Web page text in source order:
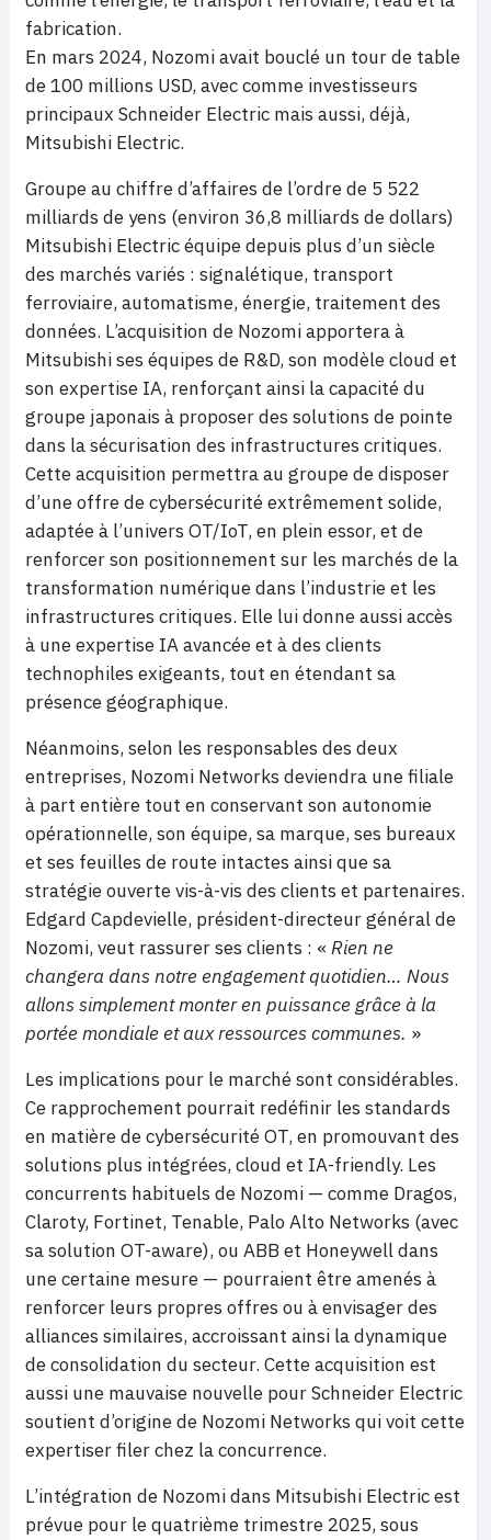
fabrication.
En mars 2024, Nozomi avait bouclé un tour de table
de 100 millions USD, avec comme investisseurs
principaux Schneider Electric mais aussi, déjà,
Mitsubishi Electric.
Groupe au chiffre d’affaires de l’ordre de 5 522
milliards de yens (environ 36,8 milliards de dollars)
Mitsubishi Electric équipe depuis plus d’un siècle
des marchés variés : signalétique, transport
ferroviaire, automatisme, énergie, traitement des
données. L’acquisition de Nozomi apportera à
Mitsubishi ses équipes de R&D, son modèle cloud et
son expertise IA, renforçant ainsi la capacité du
groupe japonais à proposer des solutions de pointe
dans la sécurisation des infrastructures critiques.
Cette acquisition permettra au groupe de disposer
d’une offre de cybersécurité extrêmement solide,
adaptée à l’univers OT/IoT, en plein essor, et de
renforcer son positionnement sur les marchés de la
transformation numérique dans l’industrie et les
infrastructures critiques. Elle lui donne aussi accès
à une expertise IA avancée et à des clients
technophiles exigeants, tout en étendant sa
présence géographique.
Néanmoins, selon les responsables des deux
entreprises, Nozomi Networks deviendra une filiale
à part entière tout en conservant son autonomie
opérationnelle, son équipe, sa marque, ses bureaux
et ses feuilles de route intactes ainsi que sa
stratégie ouverte vis-à-vis des clients et partenaires.
Edgard Capdevielle, président-directeur général de
Nozomi, veut rassurer ses clients : « Rien ne
changera dans notre engagement quotidien… Nous
allons simplement monter en puissance grâce à la
portée mondiale et aux ressources communes. »
Les implications pour le marché sont considérables.
Ce rapprochement pourrait redéfinir les standards
en matière de cybersécurité OT, en promouvant des
solutions plus intégrées, cloud et IA-friendly. Les
concurrents habituels de Nozomi — comme Dragos,
Claroty, Fortinet, Tenable, Palo Alto Networks (avec
sa solution OT-aware), ou ABB et Honeywell dans
une certaine mesure — pourraient être amenés à
renforcer leurs propres offres ou à envisager des
alliances similaires, accroissant ainsi la dynamique
de consolidation du secteur. Cette acquisition est
aussi une mauvaise nouvelle pour Schneider Electric
soutient d’origine de Nozomi Networks qui voit cette
expertiser filer chez la concurrence.
L’intégration de Nozomi dans Mitsubishi Electric est
prévue pour le quatrième trimestre 2025, sous